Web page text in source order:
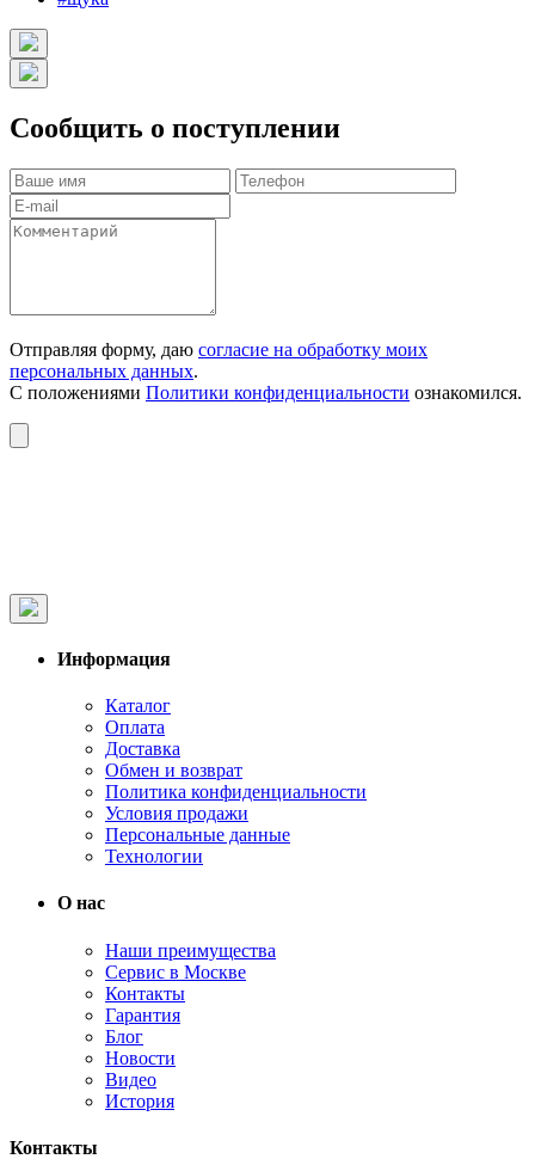
Сообщить о поступлении
Отправляя форму, даю согласие на обработку моих
персональных данных.
С положениями Политики конфиденциальности ознакомился.
Информация
Каталог
Оплата
Доставка
Обмен и возврат
Политика конфиденциальности
Условия продажи
Персональные данные
Технологии
О нас
Наши преимущества
Сервис в Москве
Контакты
Гарантия
Блог
Новости
Видео
История
Контакты